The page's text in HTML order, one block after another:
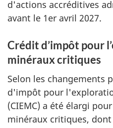
d'actions accréditives
avant le 1er avril 2027.
Crédit d’impôt pour
minéraux critiques
Selon les changements
d'impôt pour
(CIEMC) a été élargi
minéraux critiques,